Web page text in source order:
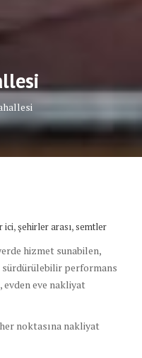
ici,şehirler arası,semtler
hizmet sunabilen,
sürdürülebilir performans
evden eve nakliyat
noktasına nakliyat